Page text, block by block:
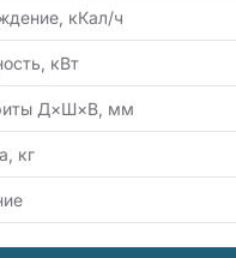
кКал/ч
кВт
Д×Ш×В, мм
кг